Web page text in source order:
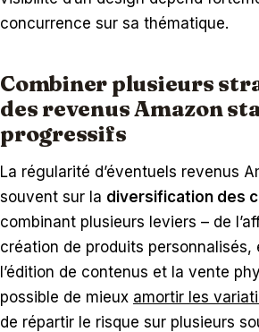
concurrence sur sa thématique.
Combiner plusieurs
des revenus Amazon
progressifs
La régularité d’éventuels revenus
souvent sur la diversification des
combinant plusieurs leviers – de
création de produits personnalisés,
l’édition de contenus et la vente
possible de mieux amortir les
de répartir le risque sur plusieurs